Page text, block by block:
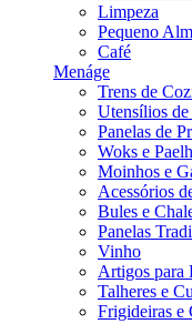
Limpeza
Pequeno
Café
Menáge
Trens de
Utensílios
Panelas de
Woks e
Moinhos e
Acessórios
Bules e
Panelas
Vinho
Artigos para
Talheres e
Frigideiras e